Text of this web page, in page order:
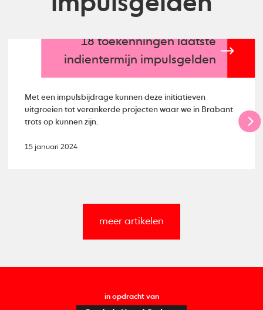
18 toekenningen laatste
indientermijn impulsgelden
Met een impulsbijdrage kunnen deze initiatieven
uitgroeien tot verankerde projecten waar we in Brabant
trots op kunnen zijn.
15 januari 2024
meer artikelen
in opdracht van